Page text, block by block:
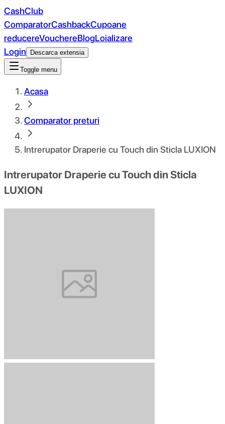
CashClub
ComparatorCashbackCupoane
reducereVouchereBlogLoializare
Login
Descarca extensia
Toggle menu
Acasa
Comparator preturi
Intrerupator Draperie cu Touch din Sticla LUXION
Intrerupator Draperie cu Touch din Sticla
LUXION